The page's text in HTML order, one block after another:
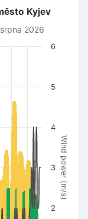
Data ranges from
Wind power
Wind power (m/s)
Kyjev
2026
2
3
4
5
6